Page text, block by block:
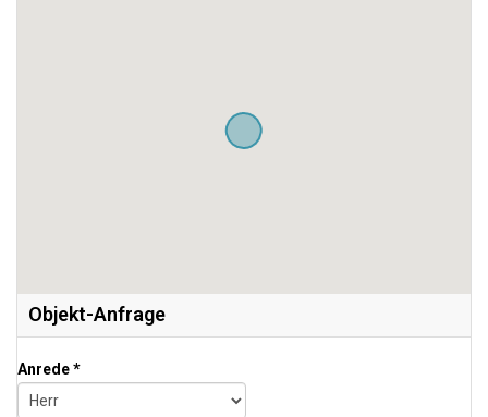
Objekt-Anfrage
Anrede *